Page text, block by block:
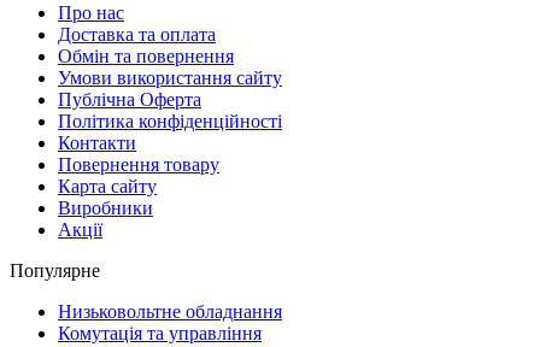
Про нас
Доставка та оплата
Обмін та повернення
Умови використання сайту
Публічна Оферта
Політика конфіденційності
Контакти
Повернення товару
Карта сайту
Виробники
Акції
Популярне
Низьковольтне обладнання
Комутація та управління